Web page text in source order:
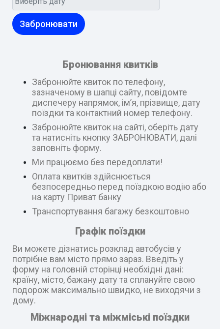
Забронювати
Бронювання квитків
Забронюйте квиток по телефону,
зазначеному в шапці сайту, повідомте
диспечеру напрямок, ім’я, прізвище, дату
поїздки та контактний номер телефону.
Забронюйте квиток на сайті, оберіть дату
та натисніть кнопку ЗАБРОНЮВАТИ, далі
заповніть форму.
Ми працюємо без передоплати!
Оплата квитків здійснюється
безпосередньо перед поїздкою водію або
на карту Приват банку
Транспортування багажу безкоштовно
Графік поїздки
Ви можете дізнатись розклад автобусів у
потрібне вам місто прямо зараз. Введіть у
форму на головній сторінці необхідні дані:
країну, місто, бажану дату та сплануйте свою
подорож максимально швидко, не виходячи з
дому.
Міжнародні та міжміські поїздки